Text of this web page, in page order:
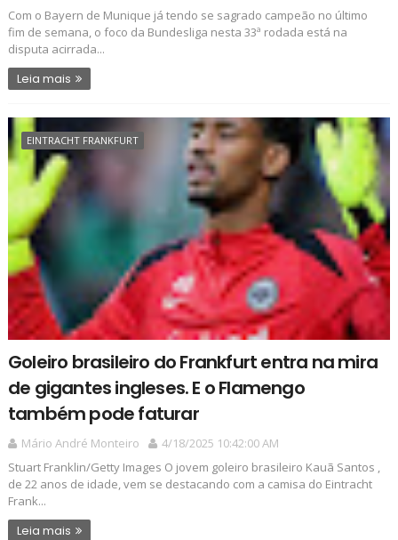
Com o Bayern de Munique já tendo se sagrado campeão no último
fim de semana, o foco da Bundesliga nesta 33ª rodada está na
disputa acirrada...
Leia mais
EINTRACHT FRANKFURT
Goleiro brasileiro do Frankfurt entra na mira
de gigantes ingleses. E o Flamengo
também pode faturar
Mário André Monteiro
4/18/2025 10:42:00 AM
Stuart Franklin/Getty Images O jovem goleiro brasileiro Kauã Santos ,
de 22 anos de idade, vem se destacando com a camisa do Eintracht
Frank...
Leia mais